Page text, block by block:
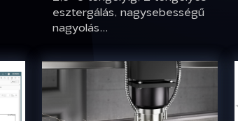
esztergálás, nagysebességű
nagyolás...